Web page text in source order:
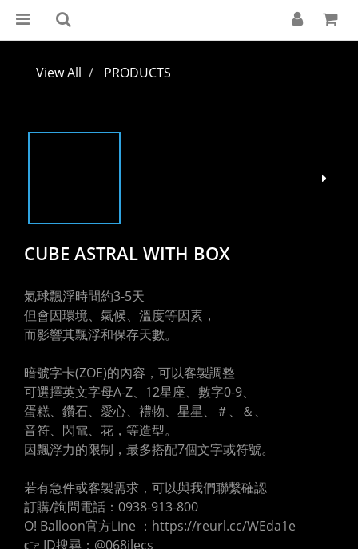
View All PRODUCTS
CUBE ASTRAL WITH BOX
氣球飄浮時間約3-5天
但會因環境、氣候、溫度等因素，
而影響其飄浮和保存天數。
暗號字卡(ZOE)的內容，可以客製調整
可選擇英文字母A-Z、12星座、數字0-9、
蛋糕、鑽石、愛心、禮物、星星、＃、＆、
音符、閃電、花，等造型。
因飄浮力的限制，最多搭配7個文字或符號。
若有急件或客製需求，可以與我們聯繫確認
訂購/詢問電話：0938-913-800
O! Balloon官方Line ：https://reurl.cc/WEda1e
👉 ID搜尋：@068ilecs